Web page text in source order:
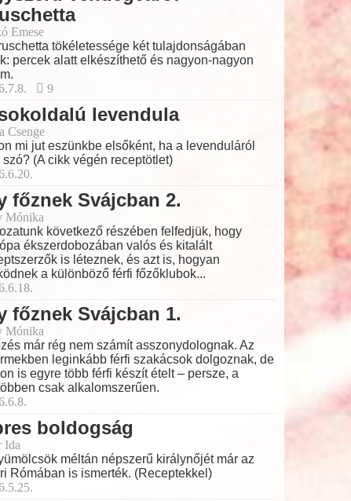
Emese
tökéletessége két tulajdonságában
percek alatt elkészíthető és nagyon-nagyon
9
levendula
Csenge
mi jut eszünkbe elsőként, ha a levenduláról
szó? (A cikk végén receptötlet)
főznek Svájcban 2.
Mónika
következő részében felfedjük, hogy
ékszerdobozában valós és kitalált
is léteznek, és azt is, hogyan
a különböző férfi főzőklubok...
főznek Svájcban 1.
Mónika
már rég nem számít asszonydolognak. Az
leginkább férfi szakácsok dolgoznak, de
is egyre több férfi készít ételt – persze, a
csak alkalomszerűen.
boldogság
Ida
méltán népszerű királynőjét már az
Rómában is ismerték. (Receptekkel)